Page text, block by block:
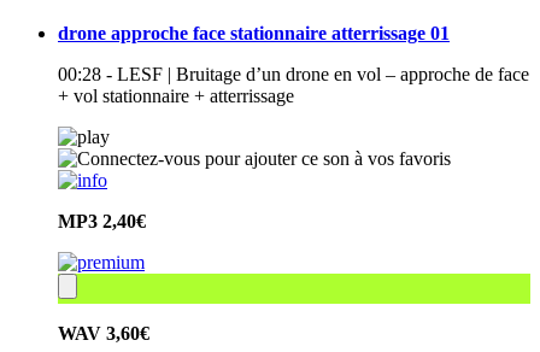
drone approche face stationnaire atterrissage 01
00:28 - LESF | Bruitage d’un drone en vol – approche de face
+ vol stationnaire + atterrissage
MP3 2,40€
WAV 3,60€